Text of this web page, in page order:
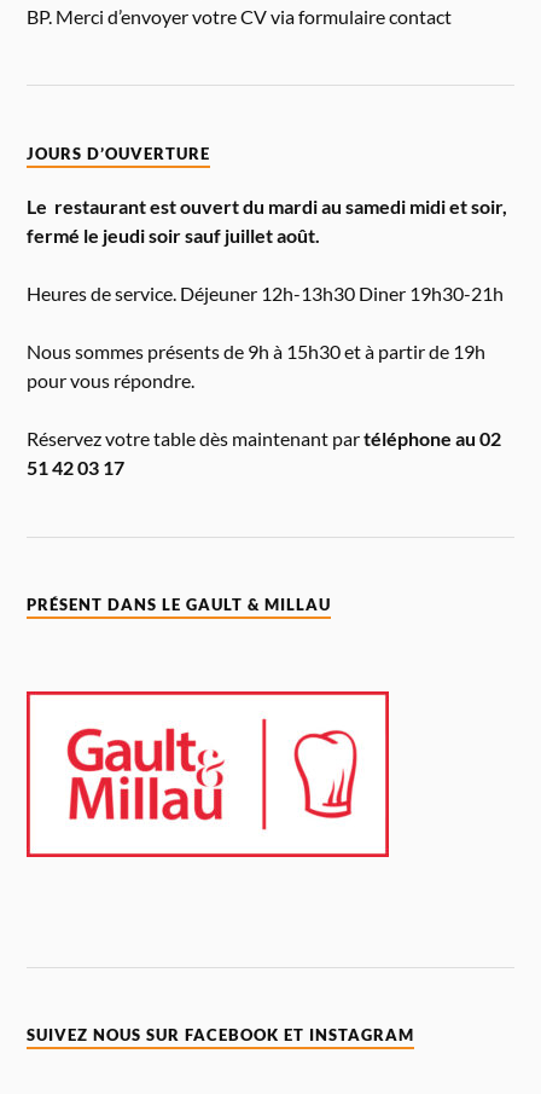
BP. Merci d’envoyer votre CV via formulaire contact
JOURS D’OUVERTURE
Le restaurant est ouvert du mardi au samedi midi et soir,
fermé le jeudi soir sauf juillet août.
Heures de service. Déjeuner 12h-13h30 Diner 19h30-21h
Nous sommes présents de 9h à 15h30 et à partir de 19h
pour vous répondre.
Réservez votre table dès maintenant partéléphone au 02
51 42 03 17
PRÉSENT DANS LE GAULT & MILLAU
SUIVEZ NOUS SUR FACEBOOK ET INSTAGRAM